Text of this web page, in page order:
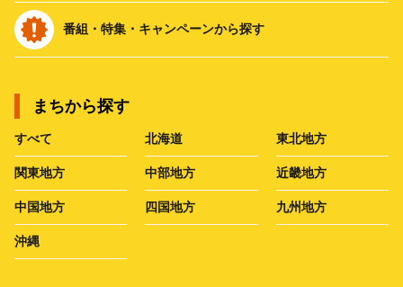
番組・特集・キャンペーンから探す
まちから探す
すべて 北海道 東北地方
関東地方 中部地方 近畿地方
中国地方 四国地方 九州地方
沖縄